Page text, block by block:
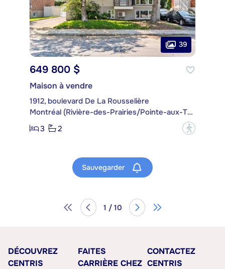
39
649 800 $
Maison à vendre
1912, boulevard De La Rousselière
Montréal (Rivière-des-Prairies/Pointe-aux-Trembles)
3
2 ?
Sauvegarder
1 / 10
DÉCOUVREZ
CENTRIS
FAITES
CARRIÈRE CHEZ
CONTACTEZ
CENTRIS